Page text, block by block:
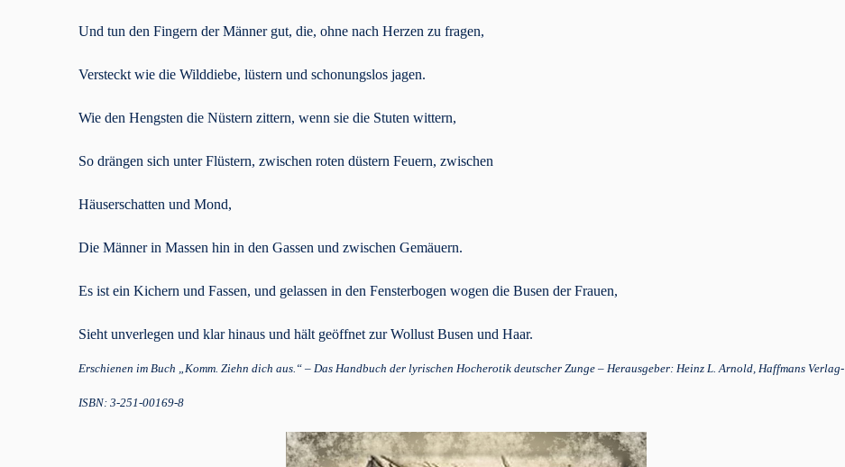
Und tun den Fingern der Männer gut, die, ohne nach Herzen zu fragen,
Versteckt wie die Wilddiebe, lüstern und schonungslos jagen.
Wie den Hengsten die Nüstern zittern, wenn sie die Stuten wittern,
So drängen sich unter Flüstern, zwischen roten düstern Feuern, zwischen
Häuserschatten und Mond,
Die Männer in Massen hin in den Gassen und zwischen Gemäuern.
Es ist ein Kichern und Fassen, und gelassen in den Fensterbogen wogen die Busen der Frauen,
Sieht unverlegen und klar hinaus und hält geöffnet zur Wollust Busen und Haar.
Erschienen im Buch „Komm. Ziehn dich aus.“ – Das Handbuch der lyrischen Hocherotik deutscher Zunge – Herausgeber: Heinz L. Arnold, Haffmans Verlag-
ISBN: 3-251-00169-8